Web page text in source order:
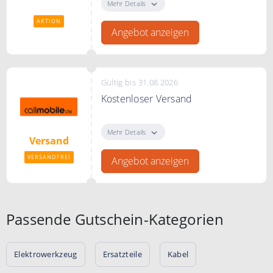
AKTION
bei simplytel
Mehr Details
Angebot anzeigen
Versand
VERSANDFREI
Gültig bis 31.08.2026
Kostenloser Versand
Tarifen, Handys und Tablets.
Mehr Details
Angebot anzeigen
Passende Gutschein-Kategorien
Elektrowerkzeug Ersatzteile Kabel